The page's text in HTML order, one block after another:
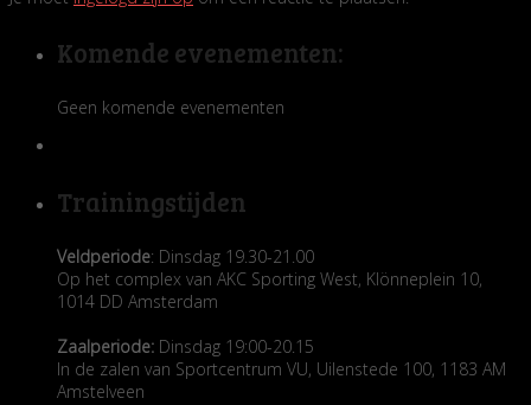
Komende evenementen:
Geen komende evenementen
Trainingstijden
Veldperiode: Dinsdag 19.30-21.00
Op het complex van AKC Sporting West, Klönneplein 10,
1014 DD Amsterdam
Zaalperiode: Dinsdag 19:00-20.15
In de zalen van Sportcentrum VU, Uilenstede 100, 1183 AM
Amstelveen